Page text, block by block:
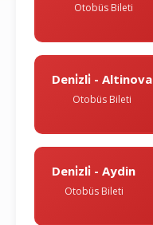
Otobüs Bileti
Deni̇zli̇ - Altinova
Otobüs Bileti
Deni̇zli̇ - Aydin
Otobüs Bileti